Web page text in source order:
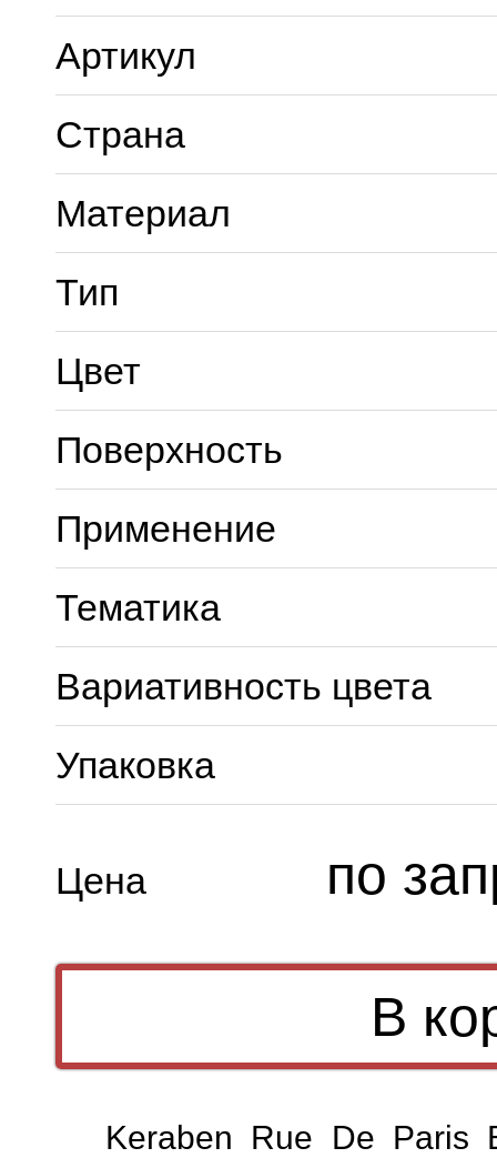
Артикул
Страна
Материал
Тип
Цвет
Поверхность
Применение
Тематика
Вариативность цвета
Упаковка
Цена по
Keraben Rue De Paris